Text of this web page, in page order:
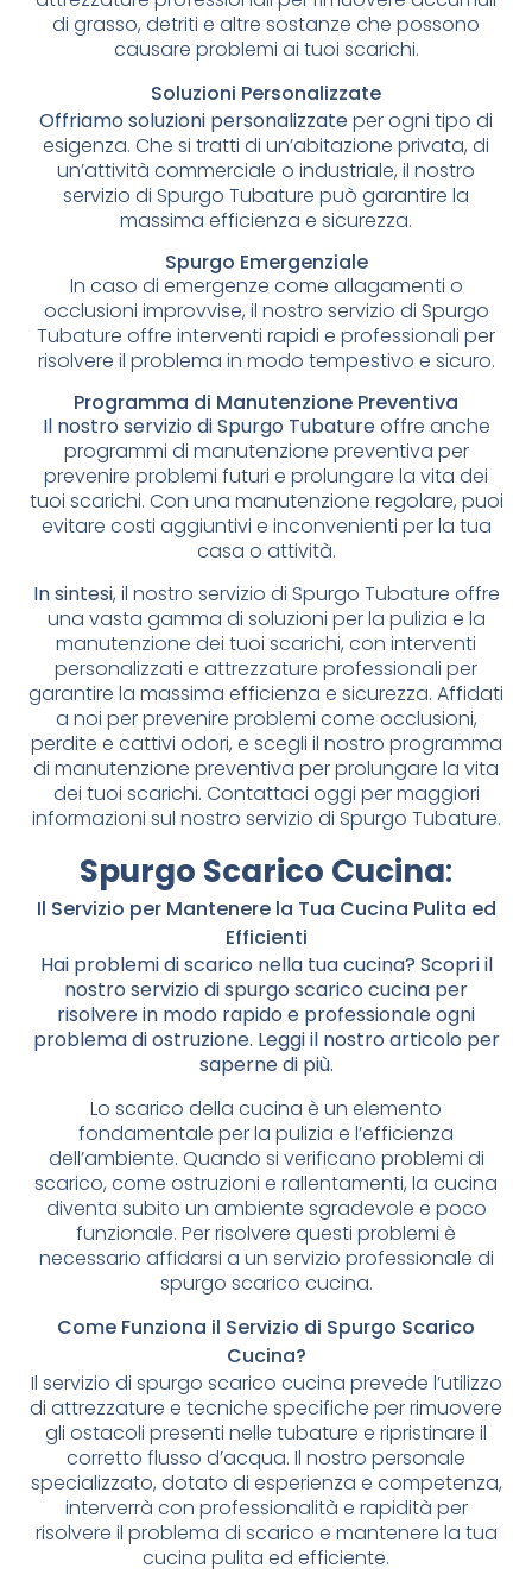
di grasso, detriti e altre sostanze che possono
causare problemi ai tuoi scarichi.
Soluzioni Personalizzate
Offriamo soluzioni personalizzateper ogni tipo di
esigenza. Che si tratti di un’abitazione privata, di
un’attività commerciale o industriale, il nostro
servizio di Spurgo Tubature può garantire la
massima efficienza e sicurezza.
Spurgo Emergenziale
In caso di emergenze come allagamenti o
occlusioni improvvise, il nostro servizio di Spurgo
Tubature offre interventi rapidi e professionali per
risolvere il problema in modo tempestivo e sicuro.
Programma di Manutenzione Preventiva
Il nostro servizio di Spurgo Tubatureoffre anche
programmi di manutenzione preventiva per
prevenire problemi futuri e prolungare la vita dei
tuoi scarichi. Con una manutenzione regolare, puoi
evitare costi aggiuntivi e inconvenienti per la tua
casa o attività.
In sintesi, il nostro servizio di Spurgo Tubature offre
una vasta gamma di soluzioni per la pulizia e la
manutenzione dei tuoi scarichi, con interventi
personalizzati e attrezzature professionali per
garantire la massima efficienza e sicurezza. Affidati
a noi per prevenire problemi come occlusioni,
perdite e cattivi odori, e scegli il nostro programma
di manutenzione preventiva per prolungare la vita
dei tuoi scarichi. Contattaci oggi per maggiori
informazioni sul nostro servizio di Spurgo Tubature.
Spurgo Scarico Cucina:
Il Servizio per Mantenere la Tua Cucina Pulita ed
Efficienti
Hai problemi di scarico nella tua cucina? Scopri il
nostro servizio di spurgo scarico cucina per
risolvere in modo rapido e professionale ogni
problema di ostruzione. Leggi il nostro articolo per
saperne di più.
Lo scarico della cucina è un elemento
fondamentale per la pulizia e l’efficienza
dell’ambiente. Quando si verificano problemi di
scarico, come ostruzioni e rallentamenti, la cucina
diventa subito un ambiente sgradevole e poco
funzionale. Per risolvere questi problemi è
necessario affidarsi a un servizio professionale di
spurgo scarico cucina.
Come Funziona il Servizio di Spurgo Scarico
Cucina?
Il servizio di spurgo scarico cucina prevede l’utilizzo
di attrezzature e tecniche specifiche per rimuovere
gli ostacoli presenti nelle tubature e ripristinare il
corretto flusso d’acqua. Il nostro personale
specializzato, dotato di esperienza e competenza,
interverrà con professionalità e rapidità per
risolvere il problema di scarico e mantenere la tua
cucina pulita ed efficiente.